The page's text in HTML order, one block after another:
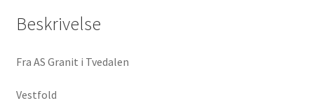
Beskrivelse
Fra AS Granit i Tvedalen
Vestfold